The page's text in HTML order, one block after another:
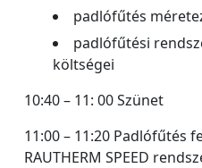
padlófűtés
padlófűtési
költségei
10:40 – 11: 00 Szünet
11:00 – 11:20 Padlófűtés
RAUTHERM SPEED